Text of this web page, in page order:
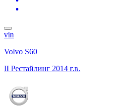
vin
Volvo S60
II Рестайлинг 2014 г.в.